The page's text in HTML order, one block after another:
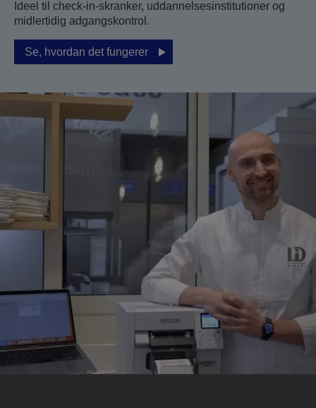
Ideel til check-in-skranker, uddannelsesinstitutioner og
midlertidig adgangskontrol.
Se, hvordan det fungerer